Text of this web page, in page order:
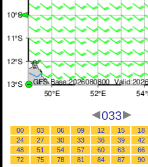
033
00 03 06 09 12 15 18
24
27 30 33 36 39 42
48
51 54 57 60 63 66
72
75 78 81 84 87 90